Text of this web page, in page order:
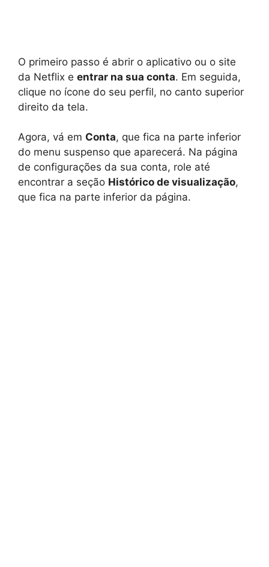
O primeiro passo é abrir o aplicativo ou o site
da Netflix e entrar na sua conta. Em seguida,
clique no ícone do seu perfil, no canto superior
direito da tela.
Agora, vá em Conta, que fica na parte inferior
do menu suspenso que aparecerá. Na página
de configurações da sua conta, role até
encontrar a seção Histórico de visualização,
que fica na parte inferior da página.